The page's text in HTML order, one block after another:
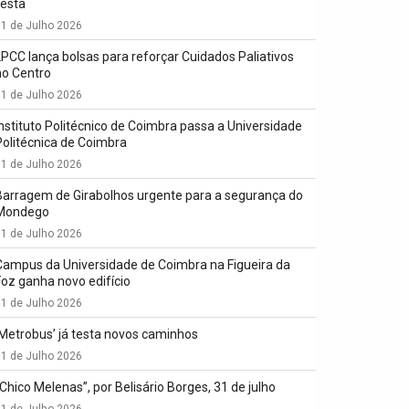
de Julho 2026
lança bolsas para reforçar Cuidados Paliativos
Centro
de Julho 2026
Politécnico de Coimbra passa a Universidade
de Coimbra
de Julho 2026
de Girabolhos urgente para a segurança do
de Julho 2026
da Universidade de Coimbra na Figueira da
ganha novo edifício
de Julho 2026
já testa novos caminhos
de Julho 2026
Melenas”, por Belisário Borges, 31 de julho